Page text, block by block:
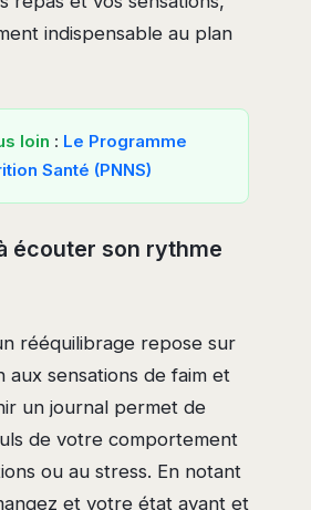
indispensable au plan
loin : Le Programme
Santé (PNNS)
écouter son rythme
rééquilibrage repose sur
aux sensations de faim et
un journal permet de
de votre comportement
ou au stress. En notant
et votre état avant et